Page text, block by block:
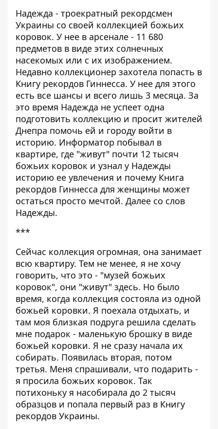
Надежда - троекратный рекордсмен
Украины со своей коллекцией божьих
коровок. У нее в арсенале - 11 680
предметов в виде этих солнечных
насекомых или с их изображением.
Недавно коллекционер захотела попасть в
Книгу рекордов Гиннесса. У нее для этого
есть все шансы и всего лишь 3 месяца. За
это время Надежда не успеет одна
подготовить коллекцию и просит жителей
Днепра помочь ей и городу войти в
историю. Информатор побывал в
квартире, где "живут" почти 12 тысяч
божьих коровок и узнал у Надежды
историю ее увлечения и почему Книга
рекордов Гиннесса для женщины может
остаться просто мечтой. Далее со слов
Надежды.
***
Сейчас коллекция огромная, она занимает
всю квартиру. Тем не менее, я не хочу
говорить, что это - "музей божьих
коровок", они "живут" здесь. Но было
время, когда коллекция состояла из одной
божьей коровки. Я поехала отдыхать, и
там моя близкая подруга решила сделать
мне подарок - маленькую брошку в виде
божьей коровки. Я не сразу начала их
собирать. Появилась вторая, потом
третья. Меня спрашивали, что подарить -
я просила божьих коровок. Так
потихоньку я насобирала до 2 тысяч
образцов и попала первый раз в Книгу
рекордов Украины.